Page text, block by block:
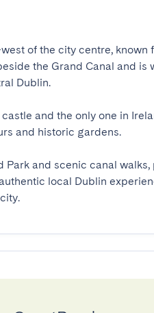
of the city centre, known
the Grand Canal and is
Dublin.
and the only one in
and historic gardens.
and scenic canal
local Dublin